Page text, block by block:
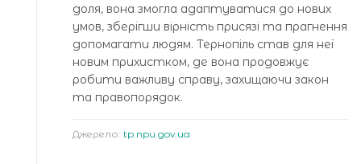
доля, вона змогла адаптуватися до нових
умов, зберігши вірність присязі та прагнення
допомагати людям. Тернопіль став для неї
новим прихистком, де вона продовжує
робити важливу справу, захищаючи закон
та правопорядок.
Джерело: tp.npu.gov.ua